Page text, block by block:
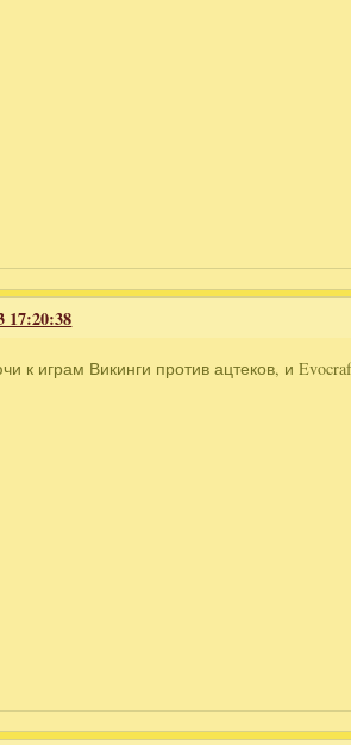
17:20:38
к играм Викинги против ацтеков, и